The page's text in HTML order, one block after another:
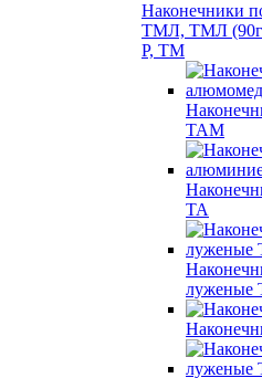
Наконечники
ТМЛ, ТМЛ
Р, ТМ
ТАМ
ТА